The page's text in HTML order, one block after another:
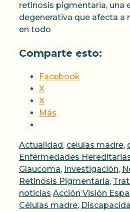
retinosis pigmentaria, una
degenerativa que afecta a
en todo
Comparte esto:
Facebook
X
X
Más
Categorías
Actualidad , celulas madre,
Enfermedades
Glaucoma, Investigación,
Retinosis Pigmentaria,
noticias Etiquetas
Acción Visión
Células madre,